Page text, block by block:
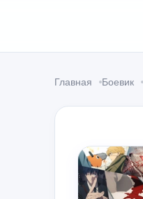
Главная Боевик